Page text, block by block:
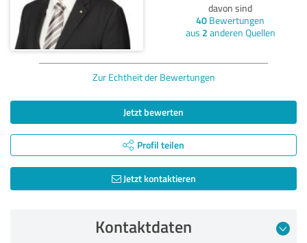
davon sind
40 Bewertungen
aus 2 anderen Quellen
Zur Echtheit der Bewertungen
Jetzt bewerten
Profil teilen
Jetzt kontaktieren
Kontaktdaten